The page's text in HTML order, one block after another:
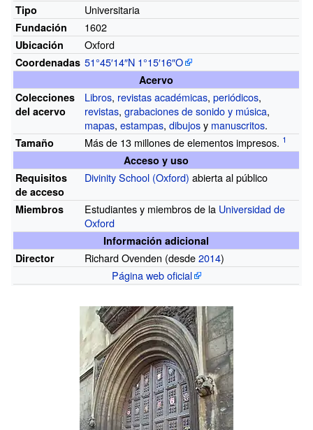
Tipo Universitaria
Fundación 1602
Ubicación Oxford
Coordenadas 51°45′14″N 1°15′16″O
Acervo
Colecciones
del acervo
Libros, revistas académicas,periódicos,
revistas,grabaciones de sonido y música,
mapas,estampas,dibujosy manuscritos.
Tamaño Más de 13 millones de elementos impresos.
Acceso y uso
Requisitos
de acceso
Divinity School (Oxford) abierta al público
Miembros Estudiantes y miembros de la Universidad de
Oxford
Información adicional
Director
Richard Ovenden (desde2014)
Página web oficial